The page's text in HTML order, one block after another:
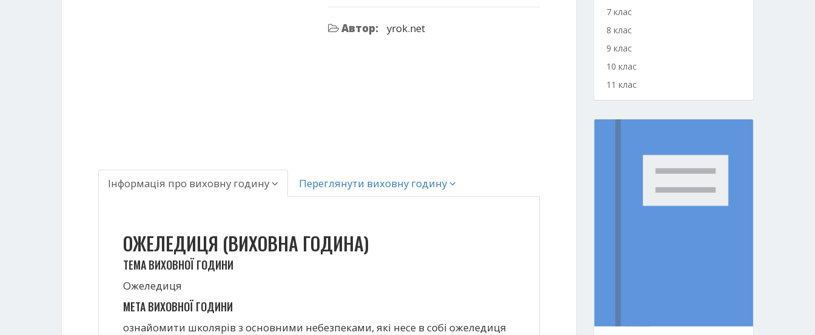
Автор: yrok.net
Інформація про виховну годину Переглянути виховну годину
ОЖЕЛЕДИЦЯ (ВИХОВНА ГОДИНА)
ТЕМА ВИХОВНОЇ ГОДИНИ
Ожеледиця
МЕТА ВИХОВНОЇ ГОДИНИ
ознайомити школярів з основними небезпеками, які несе в собі ожеледиця
7 клас
8 клас
9 клас
10 клас
11 клас